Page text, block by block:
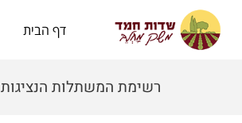
לתוכן
דף הבית
רשימת המשתלות הנציגות